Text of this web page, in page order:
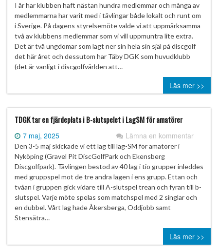
I år har klubben haft nästan hundra medlemmar och många av
medlemmarna har varit med i tävlingar både lokalt och runt om
i Sverige. På dagens styrelsemöte valde vi att uppmärksamma
två av klubbens medlemmar som vi vill uppmuntra lite extra.
Det är två ungdomar som lagt ner sin hela sin själ på discgolf
det här året och dessutom har Täby DGK som huvudklubb
(det är vanligt i discgolfvärlden att…
Läs mer >>
TDGK tar en fjärdeplats i B-slutspelet i LagSM för amatörer
7 maj, 2025 Lämna en kommentar
Den 3-5 maj skickade vi ett lag till lag-SM för amatörer i
Nyköping (Gravel Pit DiscGolfPark och Ekensberg
Discgolfpark). Tävlingen bestod av 40 lag i tio grupper inleddes
med gruppspel mot de tre andra lagen i ens grupp. Ettan och
tvåan i gruppen gick vidare till A-slutspel trean och fyran till b-
slutspel. Varje möte spelas som matchspel med 2 singlar och
en dubbel. Vårt lag hade Åkersberga, Oddjobb samt
Stensätra…
Läs mer >>